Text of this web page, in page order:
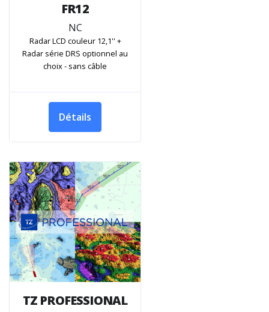
FR12
NC
Radar LCD couleur 12,1'' +
Radar série DRS optionnel au
choix - sans câble
Détails
TZ PROFESSIONAL